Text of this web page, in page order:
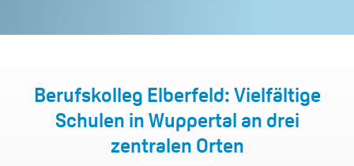
Berufskolleg Elberfeld: Vielfältige
Schulen in Wuppertal an drei
zentralen Orten